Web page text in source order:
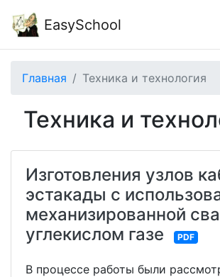
EasySchool
Главная Техника и технология
Техника и
Изготовления узлов
эстакады с
механизированной
углекислом газе
PDF
В процессе работы были